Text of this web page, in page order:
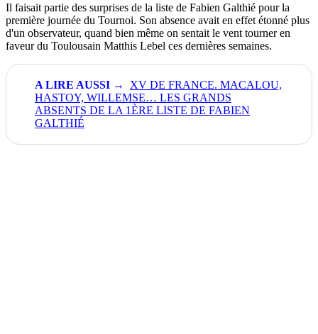
Il faisait partie des surprises de la liste de Fabien Galthié pour la
première journée du Tournoi. Son absence avait en effet étonné plus
d'un observateur, quand bien même on sentait le vent tourner en
faveur du Toulousain Matthis Lebel ces dernières semaines.
XV DE FRANCE. MACALOU,
HASTOY, WILLEMSE… LES GRANDS
ABSENTS DE LA 1ÈRE LISTE DE FABIEN
GALTHIÉ